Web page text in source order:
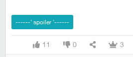
11 0 3